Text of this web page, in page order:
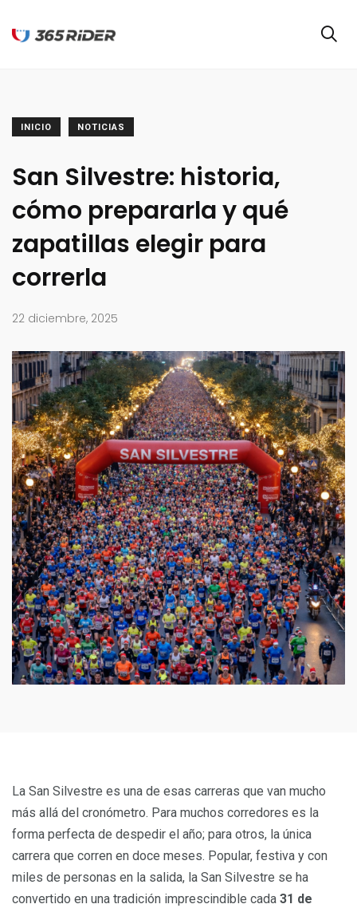
INICIO NOTICIAS
San Silvestre: historia,
cómo prepararla y qué
zapatillas elegir para
correrla
22 diciembre, 2025
La San Silvestre es una de esas carreras que van mucho
más allá del cronómetro. Para muchos corredores es la
forma perfecta de despedir el año; para otros, la única
carrera que corren en doce meses. Popular, festiva y con
miles de personas en la salida, la San Silvestre se ha
convertido en una tradición imprescindible cada 31 de